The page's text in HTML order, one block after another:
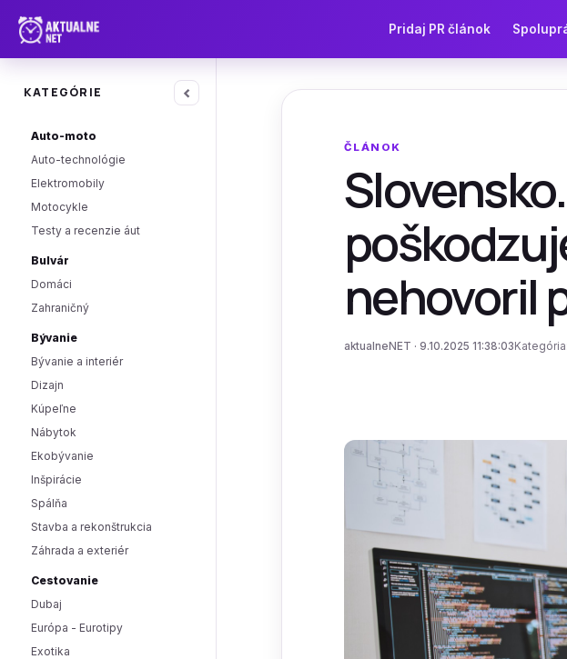
Pridaj PR článok
KATEGÓRIE ‹
Auto-moto
Auto-technológie
Elektromobily
Motocykle
Testy a recenzie áut
Bulvár
Domáci
Zahraničný
Bývanie
Bývanie a interiér
Dizajn
Kúpeľne
Nábytok
Ekobývanie
Inšpirácie
Spálňa
Stavba a rekonštrukcia
Záhrada a exteriér
Cestovanie
Dubaj
Európa - Eurotipy
Exotika
ČLÁNOK
nehovoril
aktualneNET · 9.10.2025 11:38:03 Kategória: